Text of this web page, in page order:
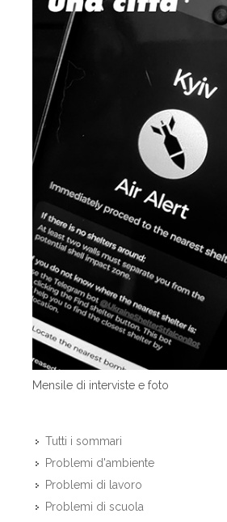
Mensile di interviste e foto
Tutti i sommari
Problemi d'ambiente
Problemi di lavoro
Problemi di scuola